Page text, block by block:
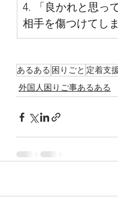
4. 「良かれと思っ
相手を傷つけてし
あるある 困りごと 定着支
外国人困りご事あるある